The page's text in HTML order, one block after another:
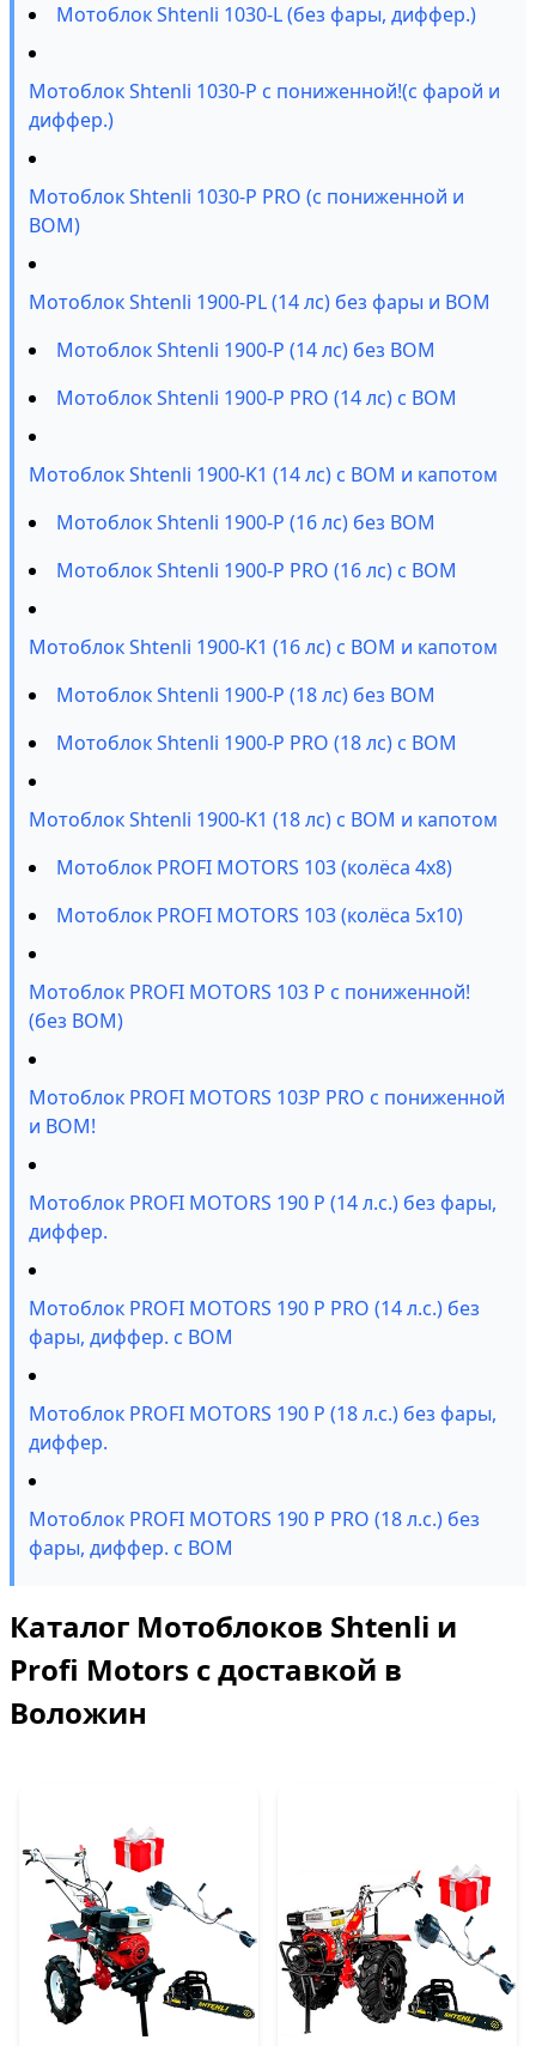
Мотоблок Shtenli 1030-L (без фары, диффер.)
Мотоблок Shtenli 1030-P с пониженной!(с фарой и
диффер.)
Мотоблок Shtenli 1030-P PRO (с пониженной и
ВОМ)
Мотоблок Shtenli 1900-PL (14 лс) без фары и ВОМ
Мотоблок Shtenli 1900-P (14 лс) без ВОМ
Мотоблок Shtenli 1900-P PRO (14 лс) с ВОМ
Мотоблок Shtenli 1900-K1 (14 лс) с ВОМ и капотом
Мотоблок Shtenli 1900-P (16 лс) без ВОМ
Мотоблок Shtenli 1900-P PRO (16 лс) с ВОМ
Мотоблок Shtenli 1900-K1 (16 лс) с ВОМ и капотом
Мотоблок Shtenli 1900-P (18 лс) без ВОМ
Мотоблок Shtenli 1900-P PRO (18 лс) с ВОМ
Мотоблок Shtenli 1900-K1 (18 лс) с ВОМ и капотом
Мотоблок PROFI MOTORS 103 (колёса 4х8)
Мотоблок PROFI MOTORS 103 (колёса 5х10)
Мотоблок PROFI MOTORS 103 P с пониженной!
(без ВОМ)
Мотоблок PROFI MOTORS 103P PRO с пониженной
и ВОМ!
Мотоблок PROFI MOTORS 190 P (14 л.с.) без фары,
диффер.
Мотоблок PROFI MOTORS 190 P PRO (14 л.с.) без
фары, диффер. с ВОМ
Мотоблок PROFI MOTORS 190 P (18 л.с.) без фары,
диффер.
Мотоблок PROFI MOTORS 190 P PRO (18 л.с.) без
фары, диффер. с ВОМ
Каталог Мотоблоков Shtenli и
Profi Motors с доставкой в
Воложин